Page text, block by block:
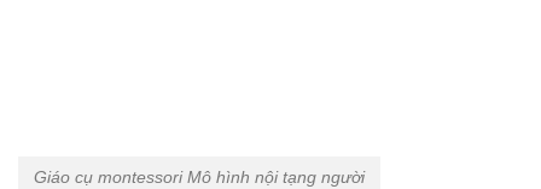
Giáo cụ montessori Mô hình nội tạng người